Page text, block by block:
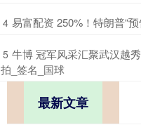
4 易富配资 250%！特朗普“
5 牛博 冠军风采汇聚武汉越
拍_签名_国球
最新文章